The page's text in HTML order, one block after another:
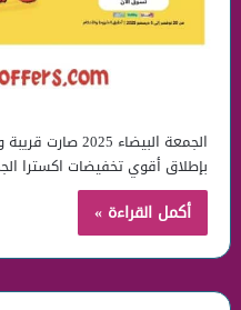
الجمعة البيضاء
بإطلاق أقوي تخفيضات اكسترا الجمعة البيضاء
أكمل القراءة »